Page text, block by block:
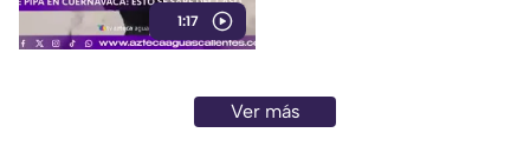
1:17
Ver más